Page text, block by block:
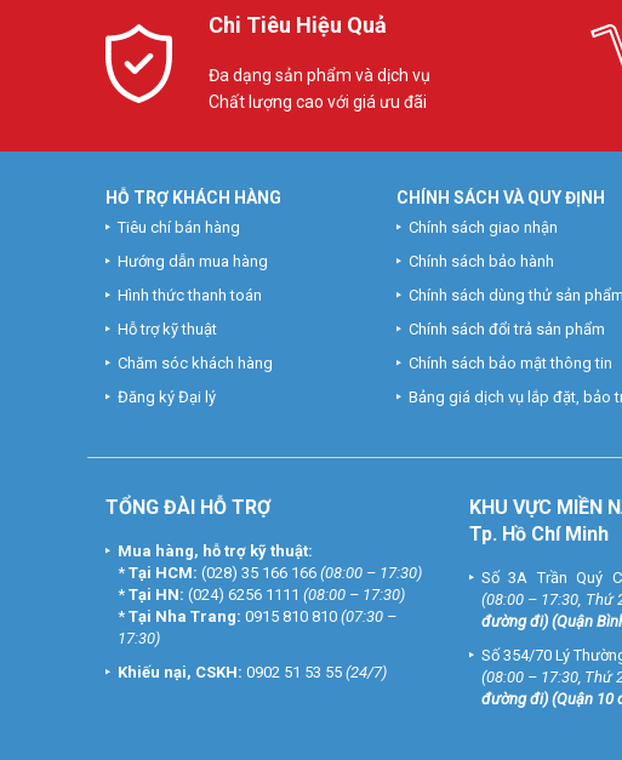
Chi Tiêu Hiệu Quả
Đa dạng sản phẩm và dịch vụ
Chất lượng cao với giá ưu đãi
HỖ TRỢ KHÁCH HÀNG
Tiêu chí bán hàng
Hướng dẫn mua hàng
Hình thức thanh toán
Hỗ trợ kỹ thuật
Chăm sóc khách hàng
Đăng ký Đại lý
CHÍNH SÁCH VÀ QUY ĐỊNH
Chính sách giao nhận
Chính sách bảo hành
Chính sách dùng thử sản phẩm
Chính sách đổi trả sản phẩm
Chính sách bảo mật thông tin
Bảng giá dịch vụ lắp đặt, bảo
TỔNG ĐÀI HỖ TRỢ
Mua hàng, hỗ trợ kỹ thuật:
* Tại HCM: (028) 35 166 166 (08:00 – 17:30)
* Tại HN: (024) 6256 1111 (08:00 – 17:30)
* Tại Nha Trang: 0915 810 810 (07:30 –
17:30)
Khiếu nại, CSKH: 0902 51 53 55 (24/7)
KHU VỰC MIỀN
Tp. Hồ Chí Minh
Số 3A Trần Quý
(08:00 – 17:30, Thứ
đường đi) (Quận
Số 354/70 Lý
(08:00 – 17:30, Thứ
đường đi) (Quận 10